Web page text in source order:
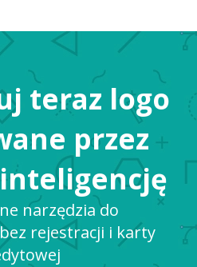
tu praktycznie (i
teraz logo
przez
narzędzia do
rejestracji i karty